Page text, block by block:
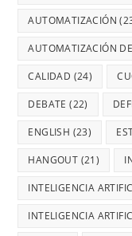
AUTOMATIZACIÓN
AUTOMATIZACIÓN
CALIDAD (24)
DEBATE (22)
ENGLISH (23)
HANGOUT (21)
INTELIGENCIA
INTELIGENCIA